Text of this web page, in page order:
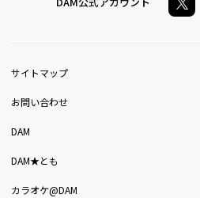
DAM公式アカウント
サイトマップ
お問い合わせ
DAM
DAM★とも
カラオケ@DAM